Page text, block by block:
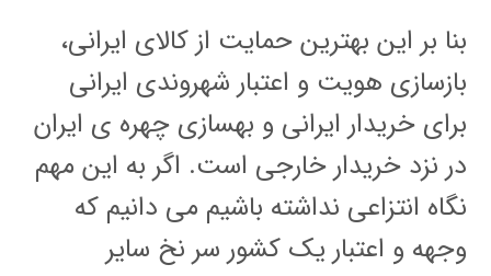
بنا بر این بهترین حمایت از کالای ایرانی،
بازسازی هویت و اعتبار شهروندی ایرانی
برای خریدار ایرانی و بهسازی چهره ی ایران
در نزد خریدار خارجی است. اگر به این مهم
نگاه انتزاعی نداشته باشیم می دانیم که
وجهه و اعتبار یک کشور سر نخ سایر